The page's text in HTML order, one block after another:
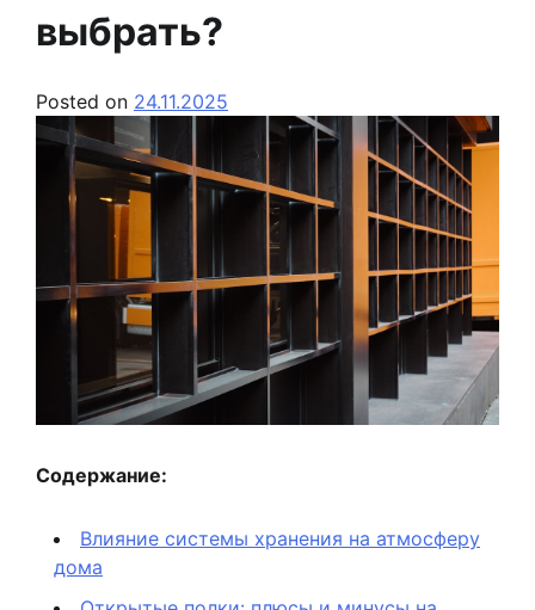
выбрать?
Posted on 24.11.2025
Содержание:
Влияние системы хранения на атмосферу
дома